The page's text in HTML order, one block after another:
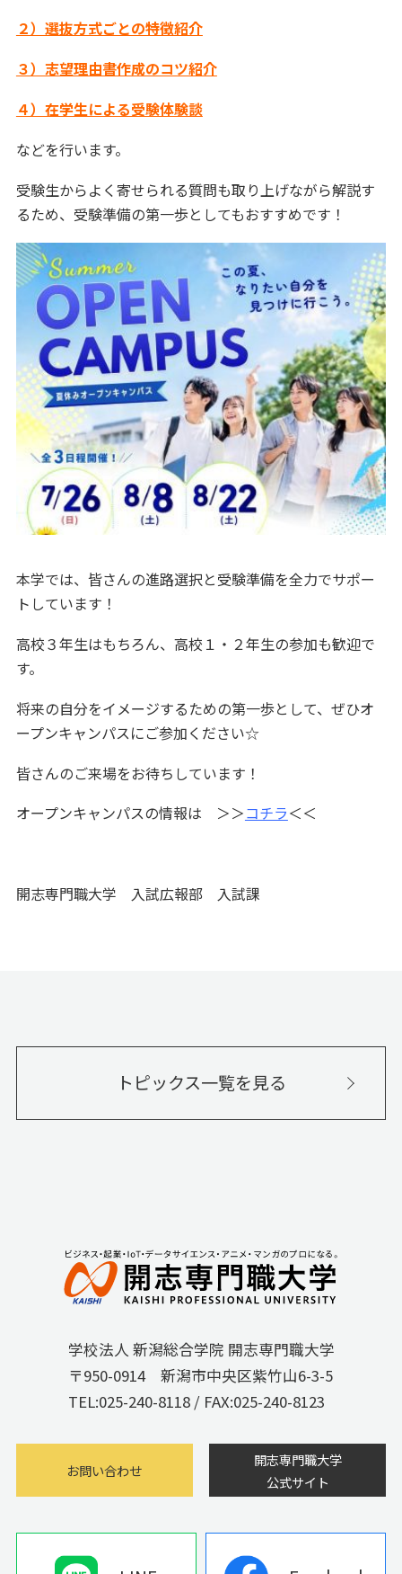
２）選抜方式ごとの特徴紹介
３）志望理由書作成のコツ紹介
４）在学生による受験体験談
などを行います。
受験生からよく寄せられる質問も取り上げながら解説す
るため、受験準備の第一歩としてもおすすめです！
本学では、皆さんの進路選択と受験準備を全力でサポー
トしています！
高校３年生はもちろん、高校１・２年生の参加も歓迎で
す。
将来の自分をイメージするための第一歩として、ぜひオ
ープンキャンパスにご参加ください☆
皆さんのご来場をお待ちしています！
オープンキャンパスの情報は ＞＞コチラ＜＜
開志専門職大学 入試広報部 入試課
トピックス一覧を見る
学校法人 新潟総合学院 開志専門職大学
〒950-0914 新潟市中央区紫竹山6-3-5
TEL:025-240-8118/ FAX:025-240-8123
お問い合わせ
開志専門職大学
公式サイト